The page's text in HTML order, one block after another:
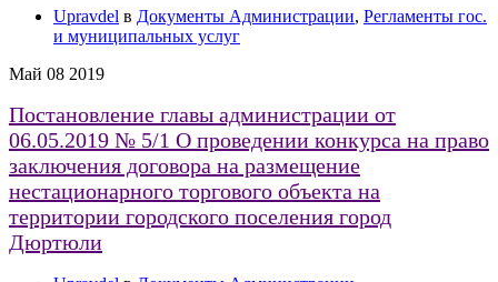
Upravdel в Документы Администрации, Регламенты гос.
и муниципальных услуг
Май 08 2019
Постановление главы администрации от
06.05.2019 № 5/1 О проведении конкурса на право
заключения договора на размещение
нестационарного торгового объекта на
территории городского поселения город
Дюртюли